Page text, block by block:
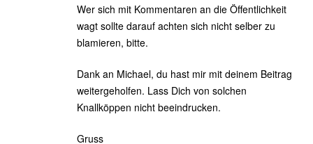
Wer sich mit Kommentaren an die Öffentlichkeit
wagt sollte darauf achten sich nicht selber zu
blamieren, bitte.
Dank an Michael, du hast mir mit deinem Beitrag
weitergeholfen. Lass Dich von solchen
Knallköppen nicht beeindrucken.
Gruss